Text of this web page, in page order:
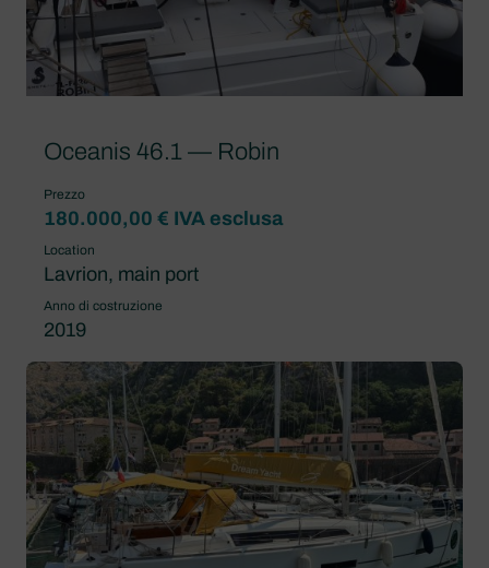
Oceanis 46.1 — Robin
Prezzo
180.000,00 € IVA esclusa
Location
Lavrion, main port
Anno di costruzione
2019